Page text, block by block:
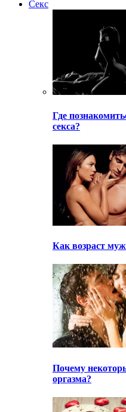
Секс
Где
секса?
Как возраст
Почему
оргазма?